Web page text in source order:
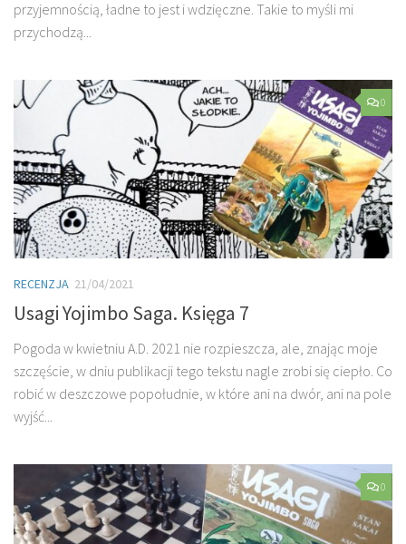
przyjemnością, ładne to jest i wdzięczne. Takie to myśli mi
przychodzą...
0
RECENZJA 21/04/2021
Usagi Yojimbo Saga. Księga 7
Pogoda w kwietniu A.D. 2021 nie rozpieszcza, ale, znając moje
szczęście, w dniu publikacji tego tekstu nagle zrobi się ciepło. Co
robić w deszczowe popołudnie, w które ani na dwór, ani na pole
wyjść...
0